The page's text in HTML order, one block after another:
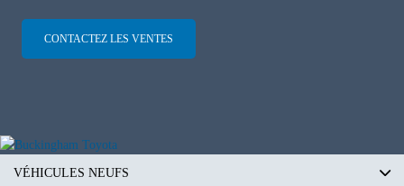
CONTACTEZ LES VENTES
VÉHICULES NEUFS